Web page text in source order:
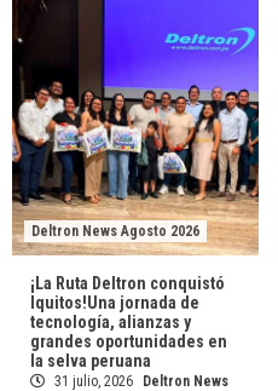
Deltron News Agosto 2026
¡La Ruta Deltron conquistó
Iquitos!Una jornada de
tecnología, alianzas y
grandes oportunidades en
la selva peruana
31 julio, 2026 Deltron News